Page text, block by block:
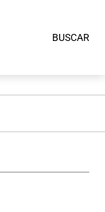
BUSCAR